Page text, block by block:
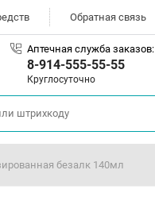
Обратная связь
Аптечная служба заказов:
8-914-555-55-55
Круглосуточно
безалк 140мл